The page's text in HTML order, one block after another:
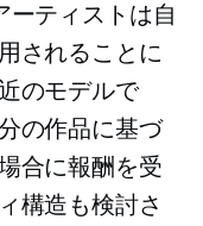
ーティストは自
されることに
のモデルで
の作品に基づ
合に報酬を受
構造も検討さ